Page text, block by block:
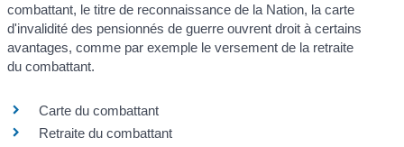
combattant, le titre de reconnaissance de la Nation, la carte
d'invalidité des pensionnés de guerre ouvrent droit à certains
avantages, comme par exemple le versement de la retraite
du combattant.
Carte du combattant
Retraite du combattant